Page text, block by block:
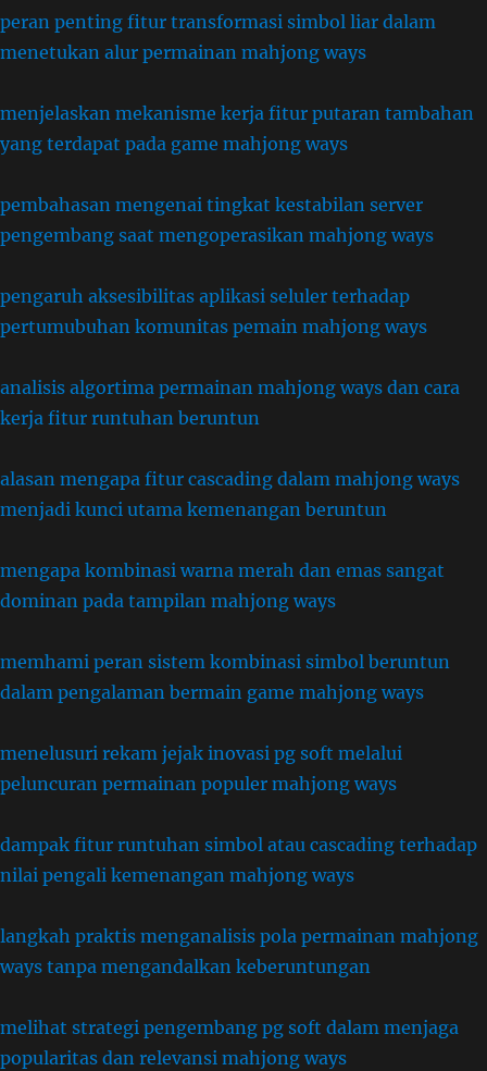
peran penting fitur transformasi simbol liar dalam
menetukan alur permainan mahjong ways
menjelaskan mekanisme kerja fitur putaran tambahan
yang terdapat pada game mahjong ways
pembahasan mengenai tingkat kestabilan server
pengembang saat mengoperasikan mahjong ways
pengaruh aksesibilitas aplikasi seluler terhadap
pertumubuhan komunitas pemain mahjong ways
analisis algortima permainan mahjong ways dan cara
kerja fitur runtuhan beruntun
alasan mengapa fitur cascading dalam mahjong ways
menjadi kunci utama kemenangan beruntun
mengapa kombinasi warna merah dan emas sangat
dominan pada tampilan mahjong ways
memhami peran sistem kombinasi simbol beruntun
dalam pengalaman bermain game mahjong ways
menelusuri rekam jejak inovasi pg soft melalui
peluncuran permainan populer mahjong ways
dampak fitur runtuhan simbol atau cascading terhadap
nilai pengali kemenangan mahjong ways
langkah praktis menganalisis pola permainan mahjong
ways tanpa mengandalkan keberuntungan
melihat strategi pengembang pg soft dalam menjaga
popularitas dan relevansi mahjong ways